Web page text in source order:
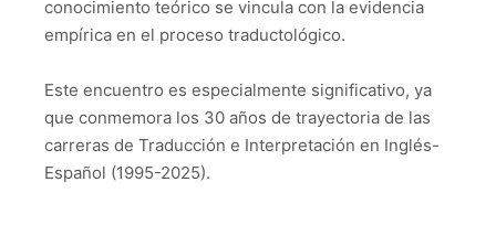
conocimiento teórico se vincula con la evidencia
empírica en el proceso traductológico.
Este encuentro es especialmente significativo, ya
que conmemora los 30 años de trayectoria de las
carreras de Traducción e Interpretación en Inglés-
Español (1995-2025).